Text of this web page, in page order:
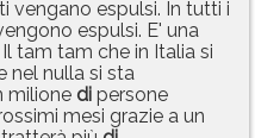
vengano espulsi. In tutti i
espulsi. E' una
tam tam che in Italia si
nel nulla si sta
milione di persone
mesi grazie a un